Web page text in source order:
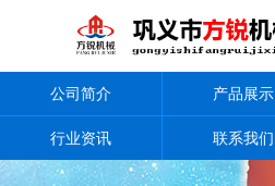
公司简介 产品展示
行业资讯 联系我们